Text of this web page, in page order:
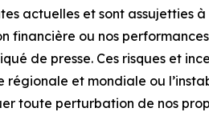
actuelles et sont assujetties
ou nos
de presse. Ces risques et
et mondiale ou
toute perturbation de nos